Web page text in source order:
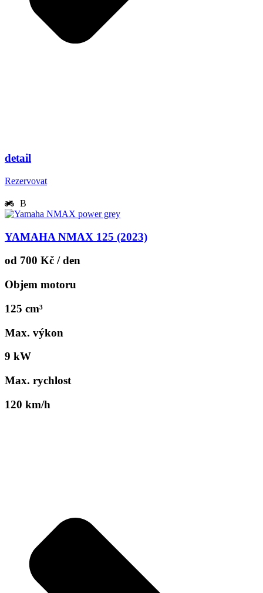
detail
Rezervovat
B
YAMAHA NMAX 125 (2023)
od 700 Kč / den
Objem motoru
125 cm³
Max. výkon
9 kW
Max. rychlost
120 km/h